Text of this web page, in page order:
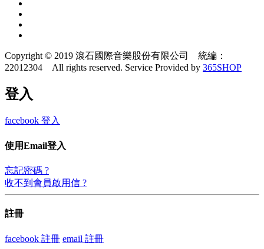
Copyright © 2019 滾石國際音樂股份有限公司 統編：
22012304 All rights reserved. Service Provided by 365SHOP
登入
facebook 登入
使用Email登入
忘記密碼 ?
收不到會員啟用信 ?
註冊
facebook 註冊 email 註冊